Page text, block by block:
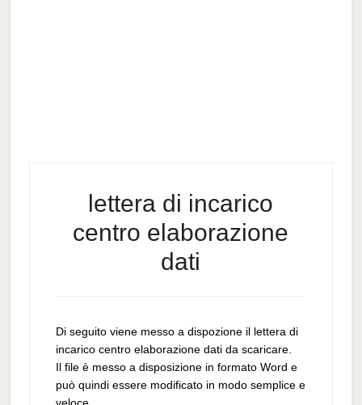
lettera di incarico
centro elaborazione
dati​
Di seguito viene messo a dispozione il lettera di
incarico centro elaborazione dati​ da scaricare.
Il file è messo a disposizione in formato Word e
può quindi essere modificato in modo semplice e